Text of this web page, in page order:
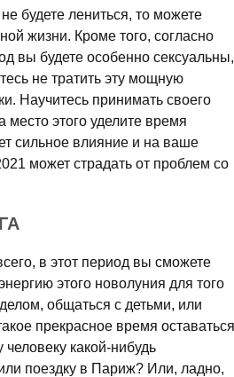
будете лениться, то можете
жизни. Кроме того, согласно
вы будете особенно сексуальны,
не тратить эту мощную
Научитесь принимать своего
место этого уделите время
сильное влияние и на ваше
может страдать от проблем со
в этот период вы сможете
этого новолуния для того
общаться с детьми, или
прекрасное время оставаться
какой-нибудь
поездку в Париж? Или, ладно,